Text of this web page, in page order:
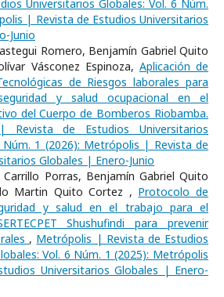
Universitarios Globales: Vol. 6 Núm.
| Revista de Estudios Universitarios
Junio
Romero, Benjamín Gabriel Quito
Vásconez Espinoza, Aplicación de
de Riesgos laborales para
y salud ocupacional en el
del Cuerpo de Bomberos Riobamba.
Revista de Estudios Universitarios
Núm. 1 (2026): Metrópolis | Revista de
Globales | Enero-Junio
Porras, Benjamín Gabriel Quito
Martin Quito Cortez , Protocolo de
y salud en el trabajo para el
Shushufindi para prevenir
, Metrópolis | Revista de Estudios
Vol. 6 Núm. 1 (2025): Metrópolis
Universitarios Globales | Enero-